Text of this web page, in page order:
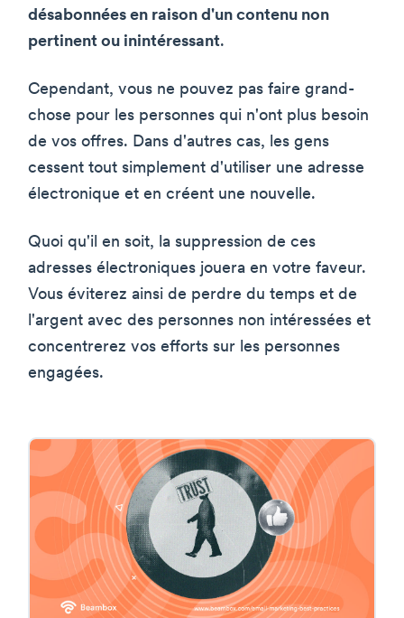
désabonnées en raison d'un contenu non
pertinent ou inintéressant.
Cependant, vous ne pouvez pas faire grand-
chose pour les personnes qui n'ont plus besoin
de vos offres. Dans d'autres cas, les gens
cessent tout simplement d'utiliser une adresse
électronique et en créent une nouvelle.
Quoi qu'il en soit, la suppression de ces
adresses électroniques jouera en votre faveur.
Vous éviterez ainsi de perdre du temps et de
l'argent avec des personnes non intéressées et
concentrerez vos efforts sur les personnes
engagées.